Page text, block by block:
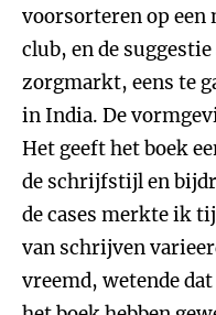
voorsorteren op
club, en de
zorgmarkt, eens te
in India. De
Het geeft het boek
de schrijfstijl en
de cases merkte ik
van schrijven
vreemd, wetende